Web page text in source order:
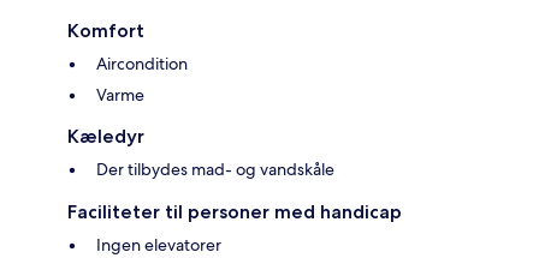
Komfort
Aircondition
Varme
Kæledyr
Der tilbydes mad- og vandskåle
Faciliteter til personer med handicap
Ingen elevatorer